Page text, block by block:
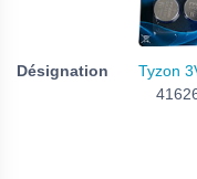
Tyzon